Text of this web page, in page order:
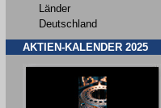
Länder
Deutschland
AKTIEN-KALENDER 2025